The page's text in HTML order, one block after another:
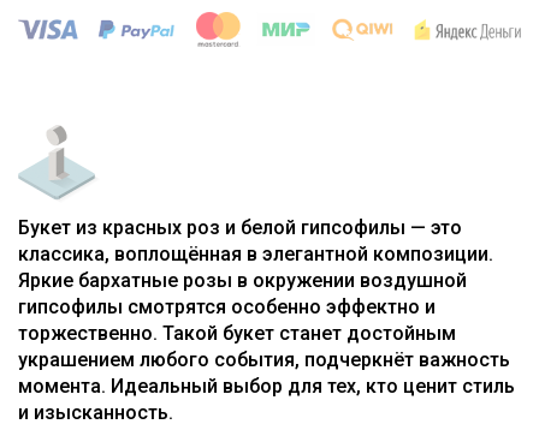
Букет из красных роз и белой гипсофилы — это
классика, воплощённая в элегантной композиции.
Яркие бархатные розы в окружении воздушной
гипсофилы смотрятся особенно эффектно и
торжественно. Такой букет станет достойным
украшением любого события, подчеркнёт важность
момента. Идеальный выбор для тех, кто ценит стиль
и изысканность.